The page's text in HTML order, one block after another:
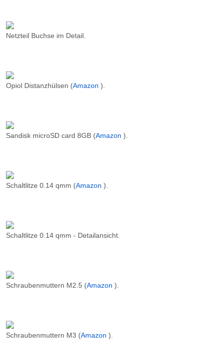
Netzteil Buchse im Detail.
Opiol Distanzhülsen (Amazon ).
Sandisk microSD card 8GB (Amazon ).
Schaltlitze 0.14 qmm (Amazon ).
Schaltlitze 0.14 qmm - Detailansicht.
Schraubenmuttern M2.5 (Amazon ).
Schraubenmuttern M3 (Amazon ).